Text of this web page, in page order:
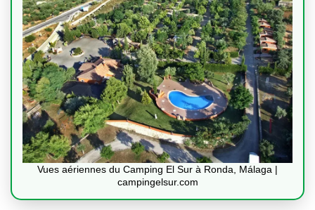
Vues aériennes du Camping El Sur à Ronda, Málaga |
campingelsur.com